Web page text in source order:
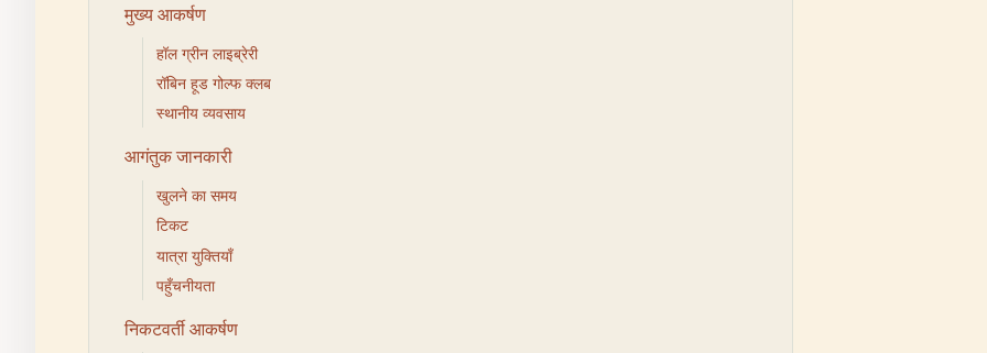
मुख्य आकर्षण
हॉल ग्रीन लाइब्रेरी
रॉबिन हूड गोल्फ क्लब
स्थानीय व्यवसाय
आगंतुक जानकारी
खुलने का समय
टिकट
यात्रा युक्तियाँ
पहुँचनीयता
निकटवर्ती आकर्षण